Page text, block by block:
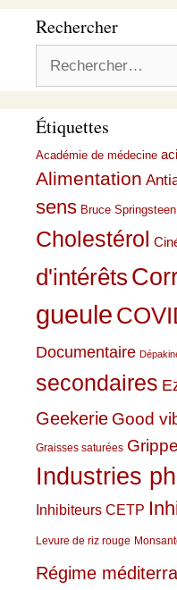
Rechercher
Étiquettes
Académie de médecine
Alimentation
sens Bruce Springsteen
Cholestérol
d'intérêts
gueule
Documentaire
secondaires
Geekerie Good
Graisses saturées Grippe
Industries
Inhibiteurs CETP
Levure de riz rouge
Régime